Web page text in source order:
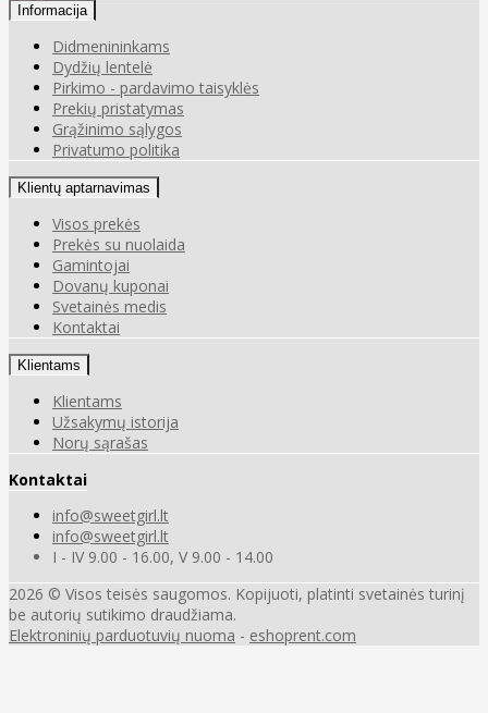
Informacija
Didmenininkams
Dydžių lentelė
Pirkimo - pardavimo taisyklės
Prekių pristatymas
Grąžinimo sąlygos
Privatumo politika
Klientų aptarnavimas
Visos prekės
Prekės su nuolaida
Gamintojai
Dovanų kuponai
Svetainės medis
Kontaktai
Klientams
Klientams
Užsakymų istorija
Norų sąrašas
Kontaktai
info@sweetgirl.lt
info@sweetgirl.lt
I - IV 9.00 - 16.00, V 9.00 - 14.00
2026 © Visos teisės saugomos. Kopijuoti, platinti svetainės turinį
be autorių sutikimo draudžiama.
Elektroninių parduotuvių nuoma - eshoprent.com